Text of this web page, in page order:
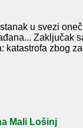
u svezi
Zaključak
katastrofa zbog
Mali Lošinj